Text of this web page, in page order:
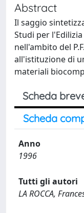
Abstract
Il saggio
Studi per
nell'ambito del
all'istituzione di
materiali
Scheda
Scheda
Anno
1996
Tutti gli autori
LA ROCCA,